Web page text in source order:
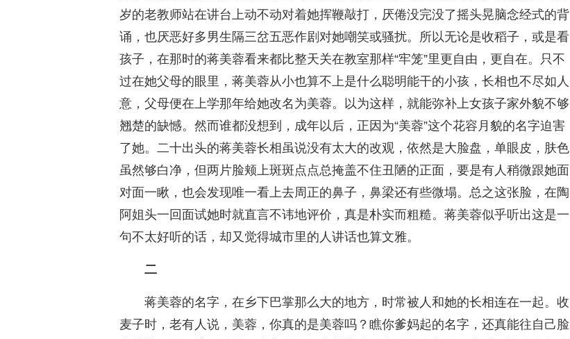
岁的老教师站在讲台上动不动对着她挥鞭敲打，厌倦没完没了摇头晃脑念经式的背
诵，也厌恶好多男生隔三岔五恶作剧对她嘲笑或骚扰。所以无论是收稻子，或是看
孩子，在那时的蒋美蓉看来都比整天关在教室那样“牢笼”里更自由，更自在。只不
过在她父母的眼里，蒋美蓉从小也算不上是什么聪明能干的小孩，长相也不尽如人
意，父母便在上学那年给她改名为美蓉。以为这样，就能弥补上女孩子家外貌不够
翘楚的缺憾。然而谁都没想到，成年以后，正因为“美蓉”这个花容月貌的名字迫害
了她。二十出头的蒋美蓉长相虽说没有太大的改观，依然是大脸盘，单眼皮，肤色
虽然够白净，但两片脸颊上斑斑点点总掩盖不住丑陋的正面，要是有人稍微跟她面
对面一瞅，也会发现唯一看上去周正的鼻子，鼻梁还有些微塌。总之这张脸，在陶
阿姐头一回面试她时就直言不讳地评价，真是朴实而粗糙。蒋美蓉似乎听出这是一
句不太好听的话，却又觉得城市里的人讲话也算文雅。
二
蒋美蓉的名字，在乡下巴掌那么大的地方，时常被人和她的长相连在一起。收
麦子时，老有人说，美蓉，你真的是美蓉吗？瞧你爹妈起的名字，还真能往自己脸